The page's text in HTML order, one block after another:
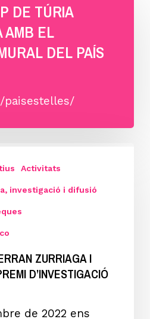
DE TÚRIA
AMB EL
DEL PAÍS
paisestelles/
Activitats
investigació i difusió
ZURRIAGA I
D’INVESTIGACIÓ
de 2022 ens